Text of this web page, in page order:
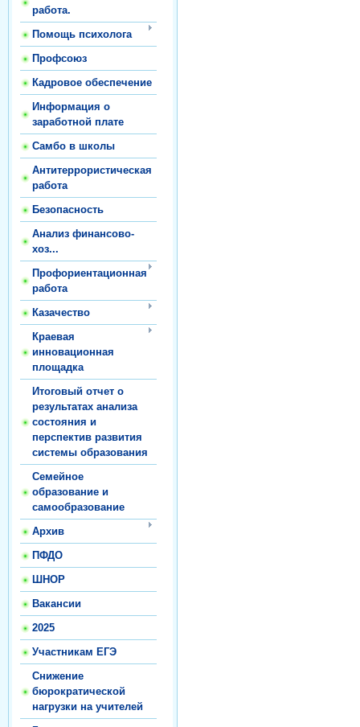
работа.
Помощь психолога
Профсоюз
Кадровое обеспечение
Информация о
заработной плате
Самбо в школы
Антитеррористическая
работа
Безопасность
Анализ финансово-
хоз...
Профориентационная
работа
Казачество
Краевая
инновационная
площадка
Итоговый отчет о
результатах анализа
состояния и
перспектив развития
системы образования
Семейное
образование и
самообразование
Архив
ПФДО
ШНОР
Вакансии
2025
Участникам ЕГЭ
Снижение
бюрократической
нагрузки на учителей